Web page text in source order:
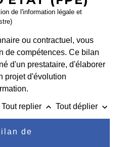
de l'information légale et
ou contractuel, vous
de compétences. Ce bilan
d'un prestataire, d'élaborer
projet d'évolution
Tout replier keyboard_arrow_up Tout déplier keyboard_arrow_down
de